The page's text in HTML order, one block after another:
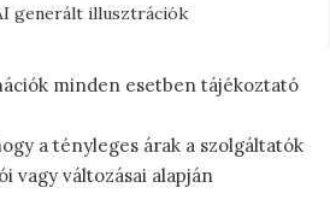
generált illusztrációk
minden esetben tájékoztató
a tényleges árak a szolgáltatók
vagy változásai alapján